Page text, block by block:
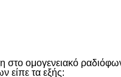
ομογενειακό
είπε τα εξής: